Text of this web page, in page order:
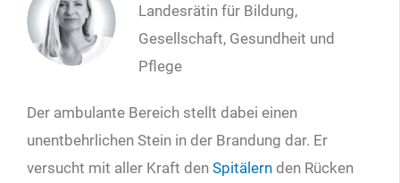
Landesrätin für Bildung,
Gesellschaft, Gesundheit und
Pflege
Der ambulante Bereich stellt dabei einen
unentbehrlichen Stein in der Brandung dar. Er
versucht mit aller Kraft den Spitälern den Rücken